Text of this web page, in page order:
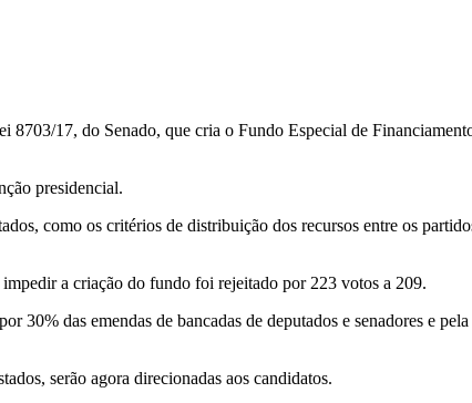
17, do Senado, que cria o Fundo Especial de
presidencial.
como os critérios de distribuição dos recursos entre os
a criação do fundo foi rejeitado por 223 votos a 209.
das emendas de bancadas de deputados e senadores e
serão agora direcionadas aos candidatos.